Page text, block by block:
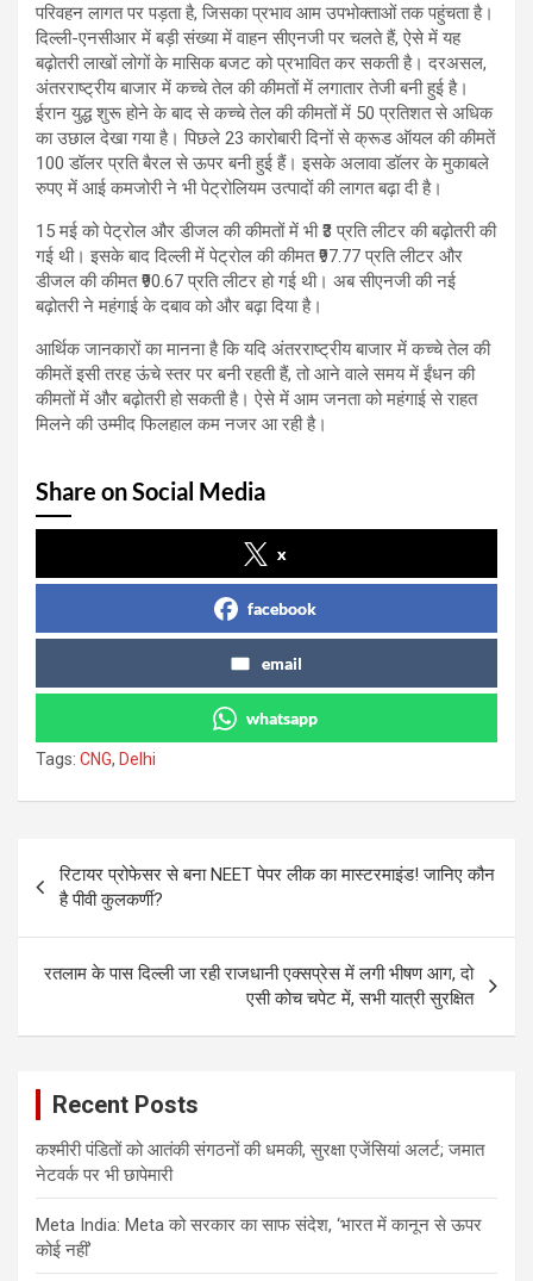
परिवहन लागत पर पड़ता है, जिसका प्रभाव आम उपभोक्ताओं तक पहुंचता है।
दिल्ली-एनसीआर में बड़ी संख्या में वाहन सीएनजी पर चलते हैं, ऐसे में यह
बढ़ोतरी लाखों लोगों के मासिक बजट को प्रभावित कर सकती है। दरअसल,
अंतरराष्ट्रीय बाजार में कच्चे तेल की कीमतों में लगातार तेजी बनी हुई है।
ईरान युद्ध शुरू होने के बाद से कच्चे तेल की कीमतों में 50 प्रतिशत से अधिक
का उछाल देखा गया है। पिछले 23 कारोबारी दिनों से क्रूड ऑयल की कीमतें
100 डॉलर प्रति बैरल से ऊपर बनी हुई हैं। इसके अलावा डॉलर के मुकाबले
रुपए में आई कमजोरी ने भी पेट्रोलियम उत्पादों की लागत बढ़ा दी है।
15 मई को पेट्रोल और डीजल की कीमतों में भी ₹3 प्रति लीटर की बढ़ोतरी की
गई थी। इसके बाद दिल्ली में पेट्रोल की कीमत ₹97.77 प्रति लीटर और
डीजल की कीमत ₹90.67 प्रति लीटर हो गई थी। अब सीएनजी की नई
बढ़ोतरी ने महंगाई के दबाव को और बढ़ा दिया है।
आर्थिक जानकारों का मानना है कि यदि अंतरराष्ट्रीय बाजार में कच्चे तेल की
कीमतें इसी तरह ऊंचे स्तर पर बनी रहती हैं, तो आने वाले समय में ईंधन की
कीमतों में और बढ़ोतरी हो सकती है। ऐसे में आम जनता को महंगाई से राहत
मिलने की उम्मीद फिलहाल कम नजर आ रही है।
Share on Social Media
x
facebook
email
whatsapp
Tags: CNG, Delhi
navigation
रिटायर प्रोफेसर से बना NEET पेपर लीक का मास्टरमाइंड! जानिए कौन
है पीवी कुलकर्णी?
रतलाम के पास दिल्ली जा रही राजधानी एक्सप्रेस में लगी भीषण आग, दो
एसी कोच चपेट में, सभी यात्री सुरक्षित
Recent Posts
कश्मीरी पंडितों को आतंकी संगठनों की धमकी, सुरक्षा एजेंसियां अलर्ट; जमात
नेटवर्क पर भी छापेमारी
Meta India: Meta को सरकार का साफ संदेश, ‘भारत में कानून से ऊपर
कोई नहीं’